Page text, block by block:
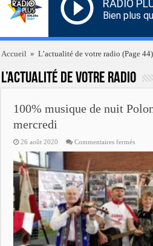
RADIO
Bien plus
Accueil » L’actualité de votre radio (Page 44)
L’actualité de votre radio
100% musique de nuit
mercredi
26 août 2020 Commentaires ferméssur
de
nuit
de
mardi
à